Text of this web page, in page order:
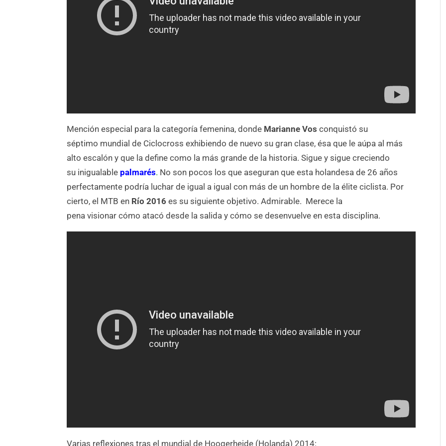
Mención especial para la categoría femenina, donde Marianne Vos conquistó su
séptimo mundial de Ciclocross exhibiendo de nuevo su gran clase, ésa que le aúpa al más
alto escalón y que la define como la más grande de la historia. Sigue y sigue creciendo
su inigualable palmarés. No son pocos los que aseguran que esta holandesa de 26 años
perfectamente podría luchar de igual a igual con más de un hombre de la élite ciclista. Por
cierto, el MTB en Río 2016 es su siguiente objetivo. Admirable. Merece la
pena visionar cómo atacó desde la salida y cómo se desenvuelve en esta disciplina.
Varias reflexiones tras el mundial de Hoogerheide (Holanda) 2014: